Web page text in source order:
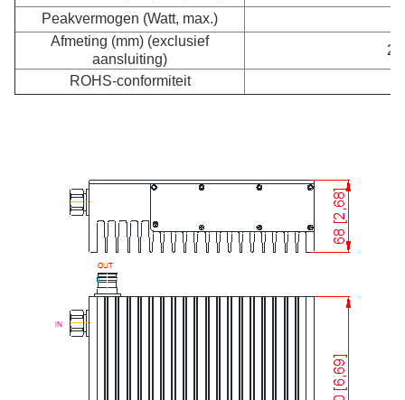
Peakvermogen (Watt, max.)
Afmeting (mm) (exclusief
aansluiting)
ROHS-conformiteit